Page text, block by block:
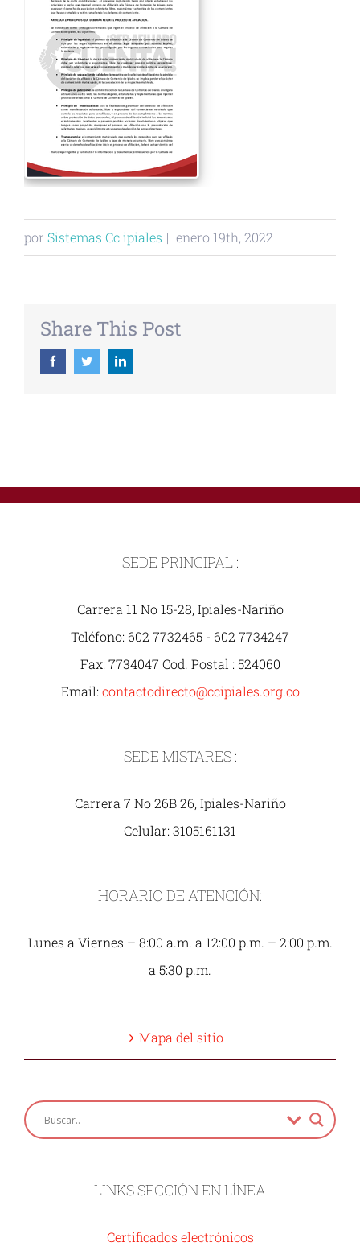
por Sistemas Cc ipiales | enero 19th, 2022
Share This Post
FacebookTwitterLinkedin
SEDE PRINCIPAL :
Carrera 11 No 15-28, Ipiales-Nariño
Teléfono: 602 7732465 - 602 7734247
Fax: 7734047 Cod. Postal : 524060
Email: contactodirecto@ccipiales.org.co
SEDE MISTARES :
Carrera 7 No 26B 26, Ipiales-Nariño
Celular: 3105161131
HORARIO DE ATENCIÓN:
Lunes a Viernes – 8:00 a.m. a 12:00 p.m. – 2:00 p.m.
a 5:30 p.m.
Mapa del sitio
LINKS SECCIÓN EN LÍNEA
Certificados electrónicos